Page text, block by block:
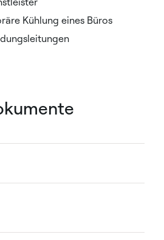
Kühlung eines Büros